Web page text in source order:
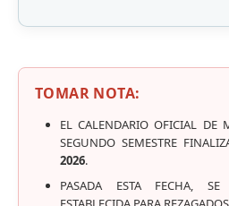
TOMAR NOTA:
EL CALENDARIO OFICIAL DE
SEGUNDO SEMESTRE
2026.
PASADA ESTA FECHA,